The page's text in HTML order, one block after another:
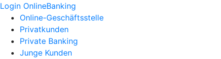
Login OnlineBanking
Online-Geschäftsstelle
Privatkunden
Private Banking
Junge Kunden